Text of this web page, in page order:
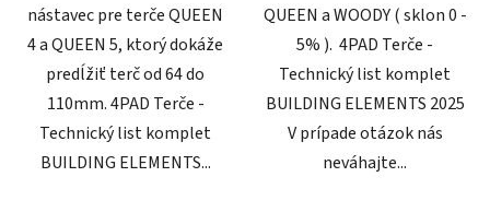
nástavec pre terče QUEEN
4 a QUEEN 5, ktorý dokáže
predĺžiť terč od 64 do
110mm. 4PAD Terče -
Technický list komplet
BUILDING ELEMENTS...
QUEEN a WOODY ( sklon 0 -
5% ). 4PAD Terče -
Technický list komplet
BUILDING ELEMENTS 2025
V prípade otázok nás
neváhajte...